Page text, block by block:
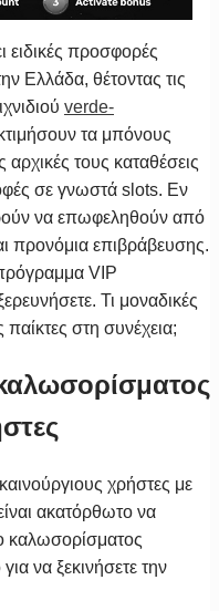
ειδικές προσφορές
Ελλάδα, θέτοντας τις
verde-
τα μπόνους
τους καταθέσεις
σε γνωστά slots. Εν
να επωφεληθούν από
προνόμια επιβράβευσης.
VIP
Τι μοναδικές
στη συνέχεια;
χρήστες με
ακατόρθωτο να
καλωσορίσματος
να ξεκινήσετε την